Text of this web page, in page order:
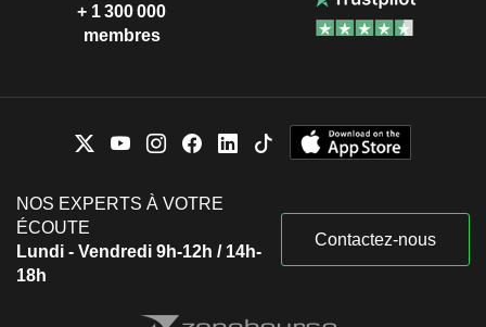
+ 1 300 000
membres
NOS EXPERTS À VOTRE
ÉCOUTE
Lundi - Vendredi 9h-12h / 14h-
18h
Contactez-nous